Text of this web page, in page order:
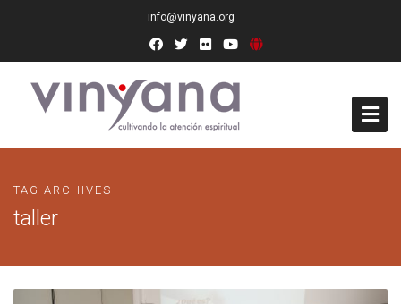
info@vinyana.org
Conócenos
Junta Directiva
TAG ARCHIVES
taller